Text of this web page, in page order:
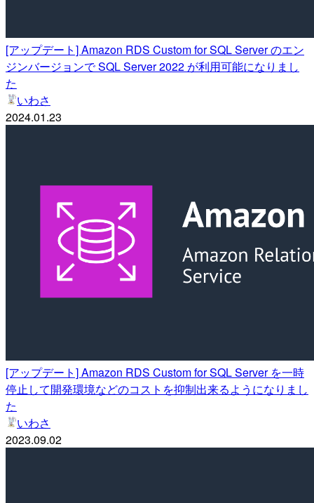
[アップデート] Amazon RDS Custom for SQL Server のエン
ジンバージョンで SQL Server 2022 が利用可能になりまし
た
いわさ
2024.01.23
[アップデート] Amazon RDS Custom for SQL Server を一時
停止して開発環境などのコストを抑制出来るようになりまし
た
いわさ
2023.09.02